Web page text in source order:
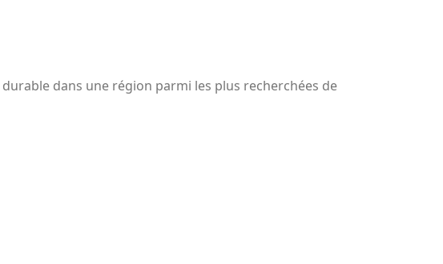
durable dans une région parmi les plus recherchées de